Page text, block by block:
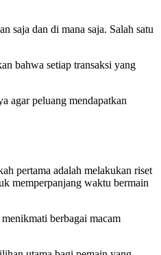
saja dan di mana saja. Salah satu
bahwa setiap transaksi yang
agar peluang mendapatkan
pertama adalah melakukan riset
memperpanjang waktu bermain
berbagai macam